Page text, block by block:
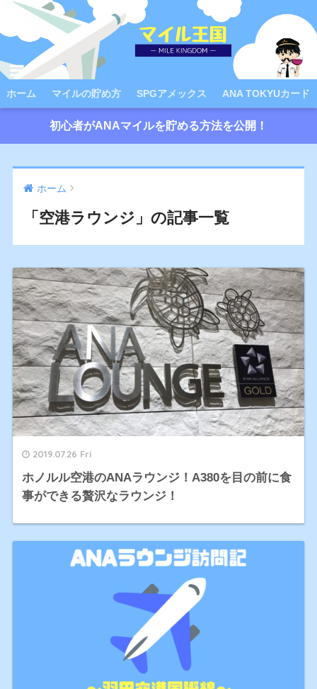
ホーム マイルの貯め方 SPGアメックス ANA TOKYUカード
初心者がANAマイルを貯める方法を公開！
ホーム
「空港ラウンジ」の記事一覧
2019.07.26 Fri
ホノルル空港のANAラウンジ！A380を目の前に食
事ができる贅沢なラウンジ！